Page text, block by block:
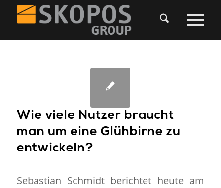
Wie viele Nutzer braucht
man um eine Glühbirne zu
entwickeln?
Sebastian Schmidt berichtet heute am